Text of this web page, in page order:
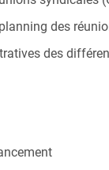
des
des